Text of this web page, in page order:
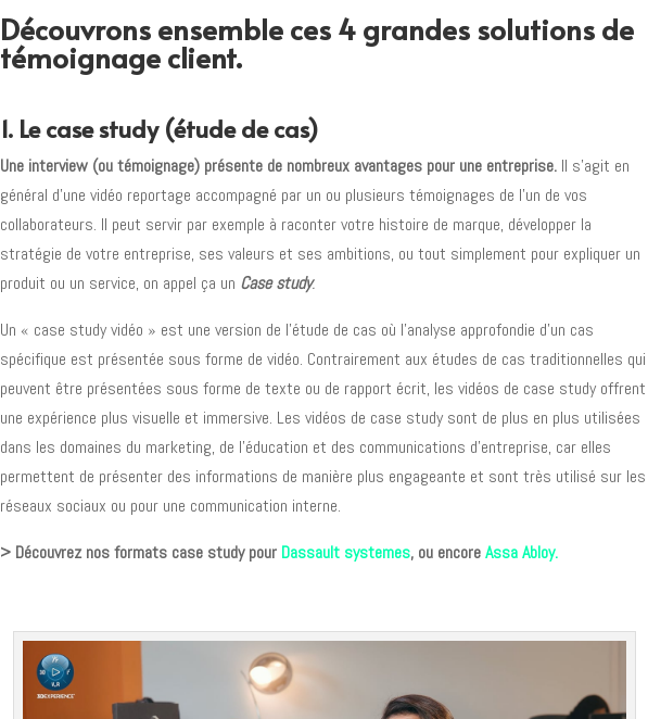
Découvrons ensemble ces 4 grandes solutions de
témoignage client.
1. Le case study (étude de cas)
Une interview (ou témoignage) présente de nombreux avantages pour une entreprise. Il s’agit en
général d’une vidéo reportage accompagné par un ou plusieurs témoignages de l’un de vos
collaborateurs. Il peut servir par exemple à raconter votre histoire de marque, développer la
stratégie de votre entreprise, ses valeurs et ses ambitions, ou tout simplement pour expliquer un
produit ou un service, on appel ça un Case study.
Un « case study vidéo » est une version de l’étude de cas où l’analyse approfondie d’un cas
spécifique est présentée sous forme de vidéo. Contrairement aux études de cas traditionnelles qui
peuvent être présentées sous forme de texte ou de rapport écrit, les vidéos de case study offrent
une expérience plus visuelle et immersive. Les vidéos de case study sont de plus en plus utilisées
dans les domaines du marketing, de l’éducation et des communications d’entreprise, car elles
permettent de présenter des informations de manière plus engageante et sont très utilisé sur les
réseaux sociaux ou pour une communication interne.
> Découvrez nos formats case study pour Dassault systemes, ou encoreAssa Abloy.